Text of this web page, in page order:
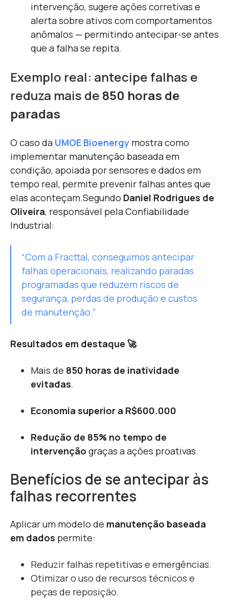
intervenção, sugere ações corretivas e
alerta sobre ativos com comportamentos
anômalos — permitindo antecipar-se antes
que a falha se repita.
Exemplo real: antecipe falhas e
reduza mais de 850 horas de
paradas
O caso da UMOE Bioenergy mostra como
implementar manutenção baseada em
condição, apoiada por sensores e dados em
tempo real, permite prevenir falhas antes que
elas aconteçam.Segundo Daniel Rodrigues de
Oliveira, responsável pela Confiabilidade
Industrial:
“Com a Fracttal, conseguimos antecipar
falhas operacionais, realizando paradas
programadas que reduzem riscos de
segurança, perdas de produção e custos
de manutenção.”
Resultados em destaque 🚀
Mais de 850 horas de inatividade
evitadas.
Economia superior a R$600.000
Redução de 85% no tempo de
intervenção graças a ações proativas.
Benefícios de se antecipar às
falhas recorrentes
Aplicar um modelo de manutenção baseada
em dados permite:
Reduzir falhas repetitivas e emergências.
Otimizar o uso de recursos técnicos e
peças de reposição.